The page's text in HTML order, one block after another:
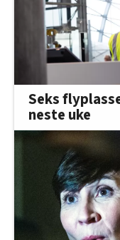
Seks
neste uke